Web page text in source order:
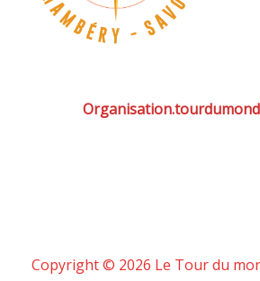
Copyright © 2026 Le Tour du